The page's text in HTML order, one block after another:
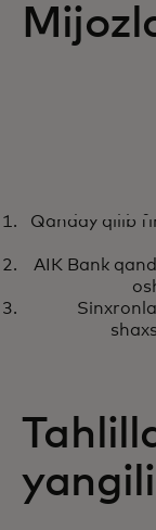
marta
Qanday qilib
AIK Bank